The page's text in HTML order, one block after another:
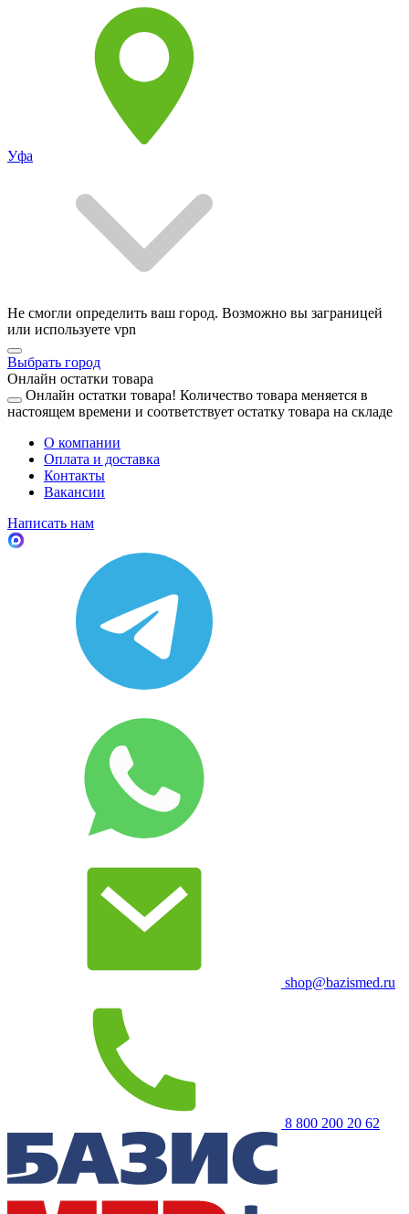
Уфа
Не смогли определить ваш город. Возможно вы заграницей
или используете vpn
Выбрать город
Онлайн остатки товара
Онлайн остатки товара! Количество товара меняется в
настоящем времени и соответствует остатку товара на складе
О компании
Оплата и доставка
Контакты
Вакансии
Написать нам
shop@bazismed.ru
8 800 200 20 62